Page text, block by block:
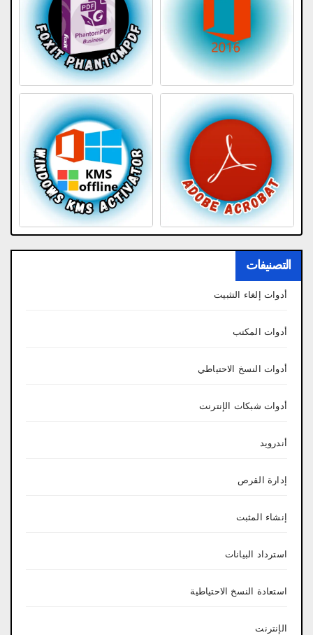
التصنيفات
أدوات إلغاء التثبيت
أدوات المكتب
أدوات النسخ الاحتياطي
أدوات شبكات الإنترنت
أندرويد
إدارة القرص
إنشاء المثبت
استرداد البيانات
استعادة النسخ الاحتياطية
الإنترنت